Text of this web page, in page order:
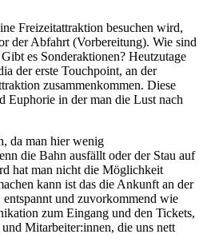
Freizeitattraktion besuchen wird,
der Abfahrt (Vorbereitung). Wie sind
es Sonderaktionen? Heutzutage
der erste Touchpoint, an der
zusammenkommen. Diese
Euphorie in der man die Lust nach
da man hier wenig
die Bahn ausfällt oder der Stau auf
hat man nicht die Möglichkeit
kann ist das die Ankunft an der
und zuvorkommend wie
zum Eingang und den Tickets,
Mitarbeiter:innen, die uns nett